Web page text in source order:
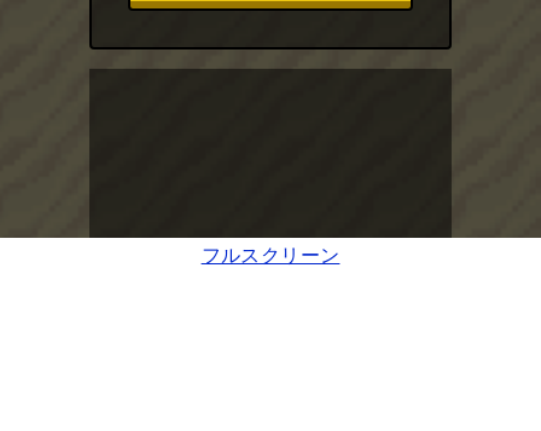
フルスクリーン